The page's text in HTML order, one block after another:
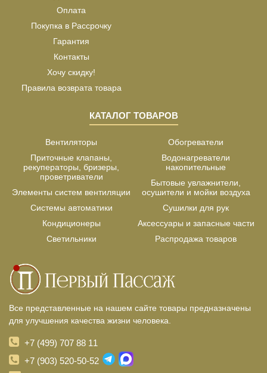
Оплата
Покупка в Рассрочку
Гарантия
Контакты
Хочу скидку!
Правила возврата товара
КАТАЛОГ ТОВАРОВ
Вентиляторы
Приточные клапаны,
рекуператоры, бризеры,
проветриватели
Элементы систем вентиляции
Системы автоматики
Кондиционеры
Светильники
Обогреватели
Водонагреватели
накопительные
Бытовые увлажнители,
осушители и мойки воздуха
Сушилки для рук
Аксессуары и запасные части
Распродажа товаров
Все представленные на нашем сайте товары предназначены
для улучшения качества жизни человека.
+7 (499) 707 88 11
+7 (903) 520-50-52